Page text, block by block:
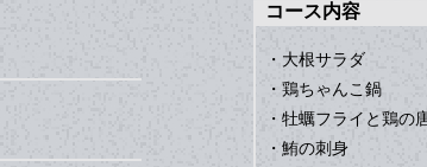
コース内容
・大根サラダ
・鶏ちゃんこ鍋
・牡蠣フライと鶏の
・鮪の刺身